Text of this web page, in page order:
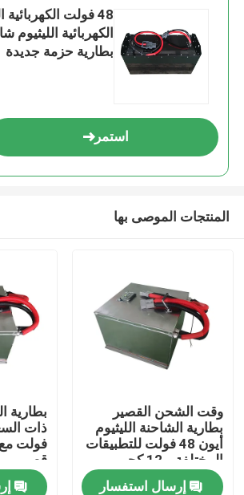
بيت
48 فولت
الكهربائية الليثيوم
بطارية حزمة جديدة
استمر
المنتجات الموصى بها
وقت الشحن القصير
بطارية الشاحنة الليثيوم
أيون 48 فولت للتطبيقات
المختلفة و 12 كجم
خفيفة الوزن
إرسال استفسار
بطارية
فولت
قصير